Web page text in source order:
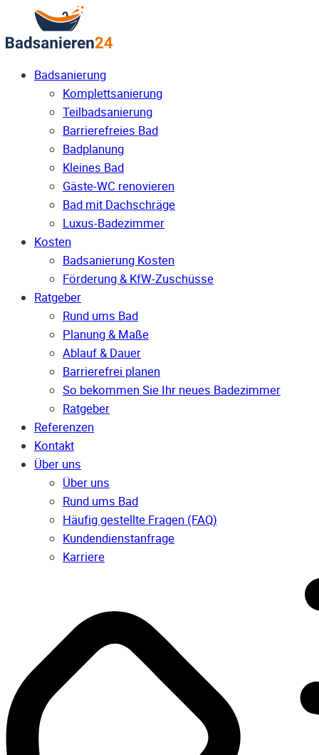
Badsanierung
Komplettsanierung
Teilbadsanierung
Barrierefreies Bad
Badplanung
Kleines Bad
Gäste-WC renovieren
Bad mit Dachschräge
Luxus-Badezimmer
Kosten
Badsanierung Kosten
Förderung & KfW-Zuschüsse
Ratgeber
Rund ums Bad
Planung & Maße
Ablauf & Dauer
Barrierefrei planen
So bekommen Sie Ihr neues Badezimmer
Ratgeber
Referenzen
Kontakt
Über uns
Über uns
Rund ums Bad
Häufig gestellte Fragen (FAQ)
Kunden­dienst­anfrage
Karriere